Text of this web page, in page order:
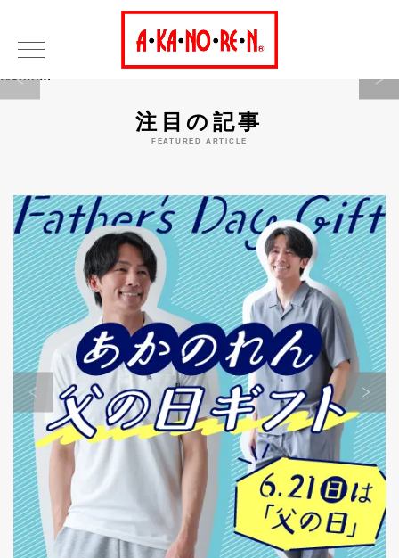
Warning
注目の記事
FEATURED ARTICLE